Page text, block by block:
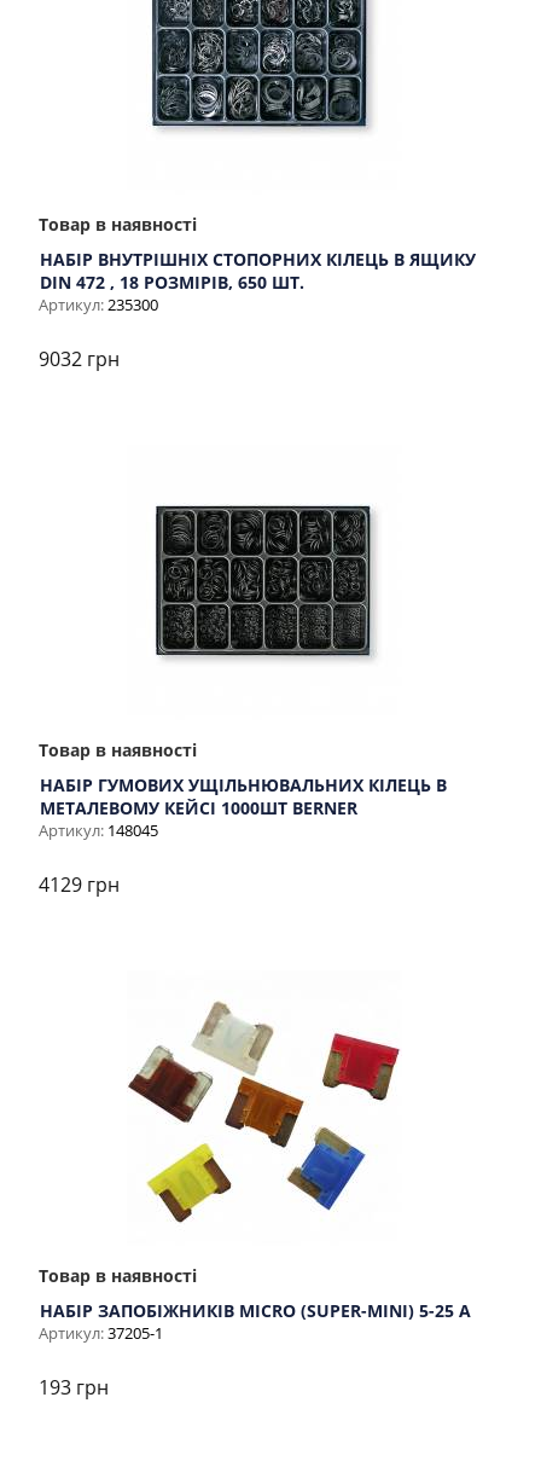
Товар в наявності
НАБІР ВНУТРІШНІХ СТОПОРНИХ КІЛЕЦЬ В ЯЩИКУ
DIN 472 , 18 РОЗМІРІВ, 650 ШТ.
Артикул:235300
9032 грн
Товар в наявності
НАБІР ГУМОВИХ УЩІЛЬНЮВАЛЬНИХ КІЛЕЦЬ В
МЕТАЛЕВОМУ КЕЙСІ 1000ШТ BERNER
Артикул: 148045
4129 грн
Товар в наявності
НАБІР ЗАПОБІЖНИКІВ MICRO (SUPER-MINI) 5-25 A
Артикул:37205-1
193 грн